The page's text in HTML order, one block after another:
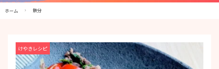
ホーム 鉄分
けやきレシピ